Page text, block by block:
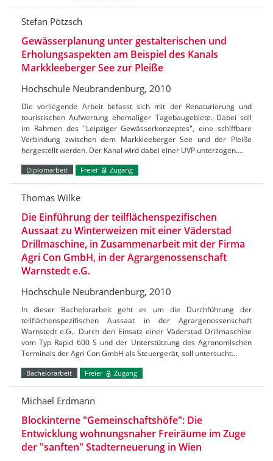
Stefan Pötzsch
Gewässerplanung unter gestalterischen und
Erholungsaspekten am Beispiel des Kanals
Markkleeberger See zur Pleiße
Hochschule Neubrandenburg, 2010
Die vorliegende Arbeit befasst sich mit der Renaturierung und
touristischen Aufwertung ehemaliger Tagebaugebiete. Dabei soll
im Rahmen des "Leipziger Gewässerkonzeptes", eine schiffbare
Verbindung zwischen dem Markkleeberger See und der Pleiße
hergestellt werden. Der Kanal wird dabei einer UVP unterzogen.…
Diplomarbeit Freier Zugang
Thomas Wilke
Die Einführung der teilflächenspezifischen
Aussaat zu Winterweizen mit einer Väderstad
Drillmaschine, in Zusammenarbeit mit der Firma
Agri Con GmbH, in der Agrargenossenschaft
Warnstedt e.G.
Hochschule Neubrandenburg, 2010
In dieser Bachelorarbeit geht es um die Durchführung der
teilflächenspezifischen Aussaat in der Agrargenossenschaft
Warnstedt e.G.. Durch den Einsatz einer Väderstad Drillmaschine
vom Typ Rapid 600 S und der Unterstützung des Agronomischen
Terminals der Agri Con GmbH als Steuergerät, soll untersucht…
Bachelorarbeit Freier Zugang
Michael Erdmann
Blockinterne "Gemeinschaftshöfe": Die
Entwicklung wohnungsnaher Freiräume im Zuge
der "sanften" Stadterneuerung in Wien